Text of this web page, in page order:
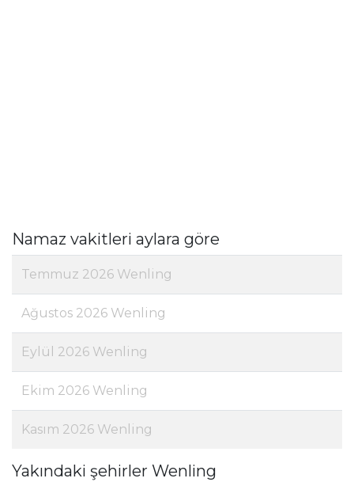
Namaz vakitleri aylara göre
Temmuz 2026 Wenling
Ağustos 2026 Wenling
Eylül 2026 Wenling
Ekim 2026 Wenling
Kasım 2026 Wenling
Yakındaki şehirler Wenling